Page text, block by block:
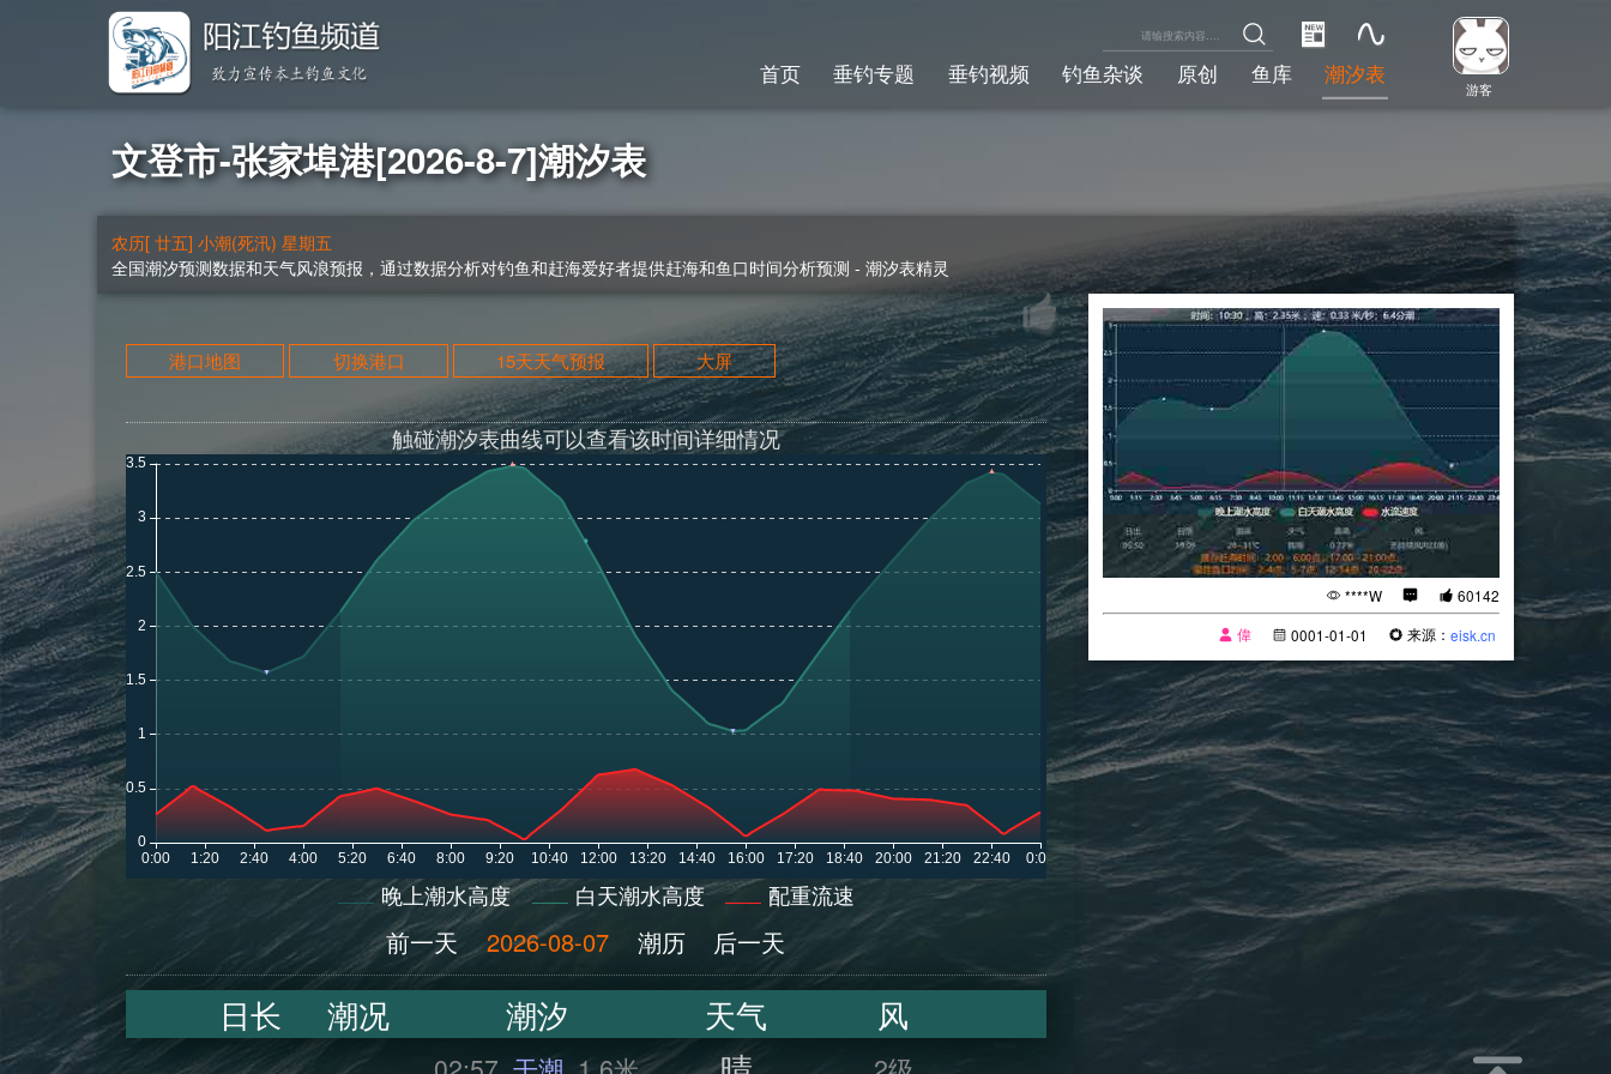
游客
首页 垂钓专题 垂钓视频 钓鱼杂谈 原创 鱼库 潮汐表
文登市-张家埠港[2026-8-7]潮汐表
农历[ 廿五] 小潮(死汛) 星期五
全国潮汐预测数据和天气风浪预报，通过数据分析对钓鱼和赶海爱好者提供赶海和鱼口时间分析预测 - 潮汐表精灵
港口地图 切换港口 15天天气预报 大屏
触碰潮汐表曲线可以查看该时间详细情况
晚上潮水高度 白天潮水高度 配重流速
前一天 2026-08-07 潮历 后一天
日长 潮况 潮汐 天气 风
****W
60142
偉
0001-01-01 来源：eisk.cn